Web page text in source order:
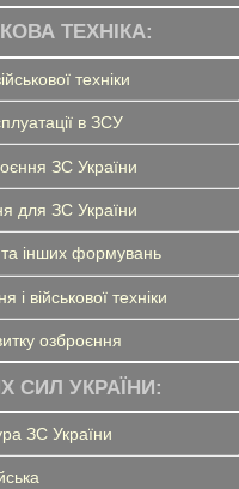
ТЕХНІКА:
техніки
в ЗСУ
ЗС України
для ЗС України
інших формувань
і військової техніки
озброєння
СИЛ УКРАЇНИ:
ЗС України